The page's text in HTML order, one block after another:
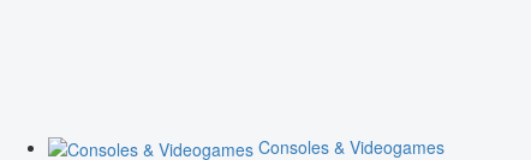
Consoles & Videogames